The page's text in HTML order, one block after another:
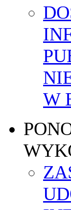
W